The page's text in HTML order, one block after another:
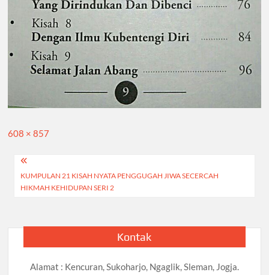
Full
608 × 857
Navigasi
pos
KUMPULAN 21 KISAH NYATA PENGGUGAH JIWA SECERCAH
HIKMAH KEHIDUPAN SERI 2
Kontak
Alamat : Kencuran, Sukoharjo, Ngaglik, Sleman, Jogja.